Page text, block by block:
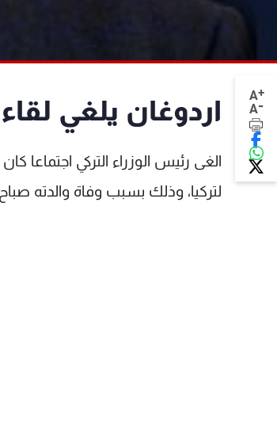
A+
A- اردوغان يلغي
الغى رئيس الوزراء التركي اجتماعا
لتركيا، وذلك بسبب وفاة والدته